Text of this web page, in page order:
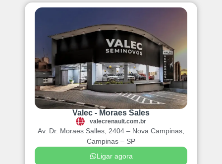
Valec - Moraes Sales
valecrenault.com.br
Ligar agora
Av. Dr. Moraes Salles, 2404 – Nova Campinas,
Campinas – SP